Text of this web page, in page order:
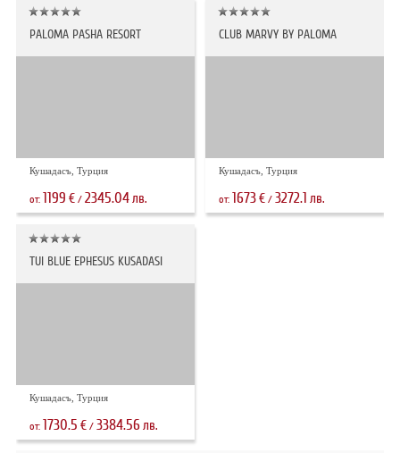
PALOMA PASHA RESORT
Кушадасъ, Турция
от: 1199 €/ 2345.04лв.
CLUB MARVY BY PALOMA
Кушадасъ, Турция
от: 1673€ /3272.1 лв.
TUI BLUE EPHESUS KUSADASI
Кушадасъ, Турция
от: 1730.5 €/ 3384.56лв.